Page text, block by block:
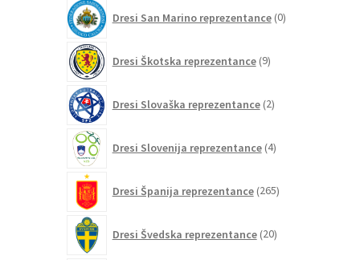
Dresi San Marino reprezentance 0izdelkov
Dresi Škotska reprezentance 9izdelkov
Dresi Slovaška reprezentance 2izdelka
Dresi Slovenija reprezentance 4izdelki
Dresi Španija reprezentance 265izdelkov
Dresi Švedska reprezentance 20izdelkov